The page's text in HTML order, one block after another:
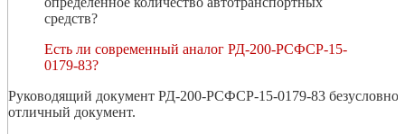
средств?
Есть ли современный аналог РД-200-РСФСР-15-
0179-83?
Руководящий документ РД-200-РСФСР-15-0179-83 безусловно
отличный документ.